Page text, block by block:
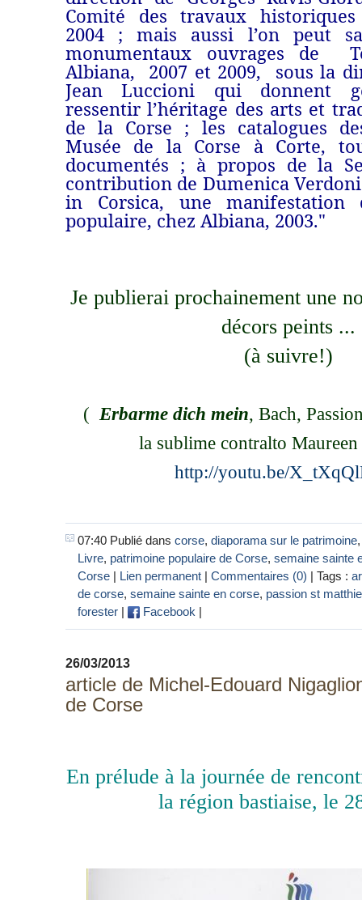
Comité des travaux
2004 ; mais aussi l’on peut
monumentaux ouvrages de
Albiana, 2007 et 2009, sous la
Jean Luccioni qui donnent
ressentir l’héritage des arts et
de la Corse ; les catalogues
Musée de la Corse à Corte,
documentés ; à propos de la
contribution de Dumenica
in Corsica, une
populaire, chez Albiana, 2003."
Je publierai prochainement une
décors peints ...
(à suivre!)
( Erbarme dich mein, Bach,
la sublime contralto
http://youtu.be/
07:40 Publié dans corse, diaporama sur le patrimoine
Livre, patrimoine populaire de Corse, semaine sainte
Corse | Lien permanent | Commentaires (0) | Tags :
de corse, semaine sainte en corse, passion st
forester | Facebook |
26/03/2013
article de Michel-Edouard
de Corse
En prélude à la journée de
la région bastiaise, le